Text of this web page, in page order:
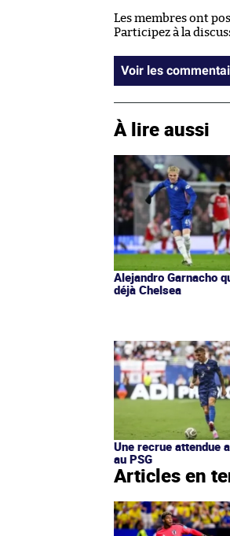
Les membres ont
Participez à la
Voir les
À lire aussi
Alejandro Garnacho
déjà Chelsea
Une recrue attendue
au PSG
Articles en